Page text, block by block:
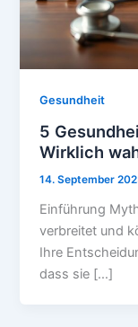
Gesundheit
5
Wirklich
14. September
Einführung
verbreitet und
Ihre
dass sie […]